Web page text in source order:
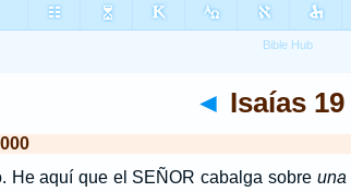
◄ Isaías 19
He aquí que el SEÑOR cabalga sobre una